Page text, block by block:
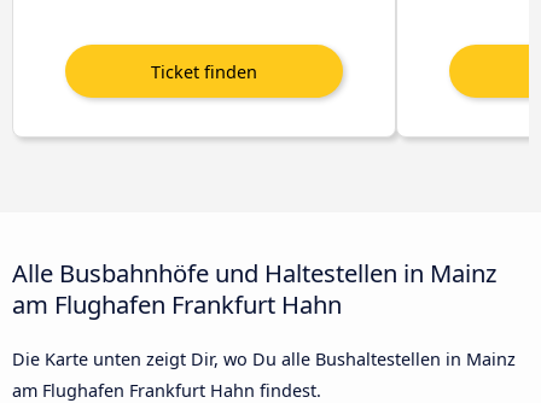
Alle Busbahnhöfe und Haltestellen in Mainz
am Flughafen Frankfurt Hahn
Die Karte unten zeigt Dir, wo Du alle Bushaltestellen in Mainz
am Flughafen Frankfurt Hahn findest.